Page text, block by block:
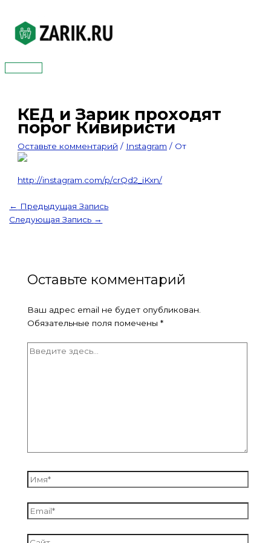
содержимому
Главное
КЕД и Зарик проходят
порог Кивиристи
Оставьте комментарий / Instagram / От
http://instagram.com/p/crQd2_iKxn/
← Предыдущая Запись
Следующая Запись →
Оставьте комментарий
Ваш адрес email не будет опубликован.
Обязательные поля помечены *
Введите
Имя*
Email*
Сайт